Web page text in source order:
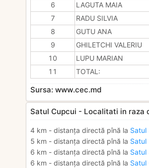
6
LAGUTA MAIA
7
RADU SILVIA
8
GUTU ANA
9
GHILETCHI VALERIU
10
LUPU MARIAN
11
TOTAL:
Sursa: www.cec.md
Satul Cupcui - Localitati in raza
4 km - distanța directă pînă la Satul
5 km - distanța directă pînă la Satul
6 km - distanța directă pînă la Satul
6 km - distanța directă pînă la Satul